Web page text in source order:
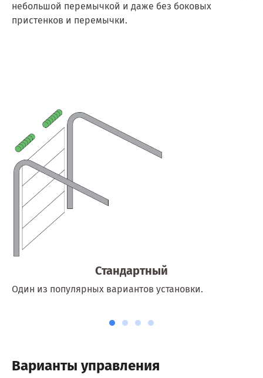
небольшой перемычкой и даже без боковых
пристенков и перемычки.
Стандартный
Один из популярных вариантов установки.
Варианты управления